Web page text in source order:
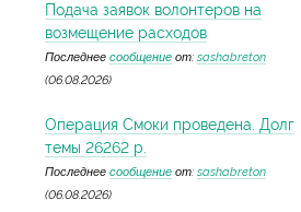
Подача заявок волонтеров на
возмещение расходов
Последнее сообщение от: sashabreton
(06.08.2026)
Операция Смоки проведена. Долг
темы 26262 р.
Последнее сообщение от: sashabreton
(06.08.2026)